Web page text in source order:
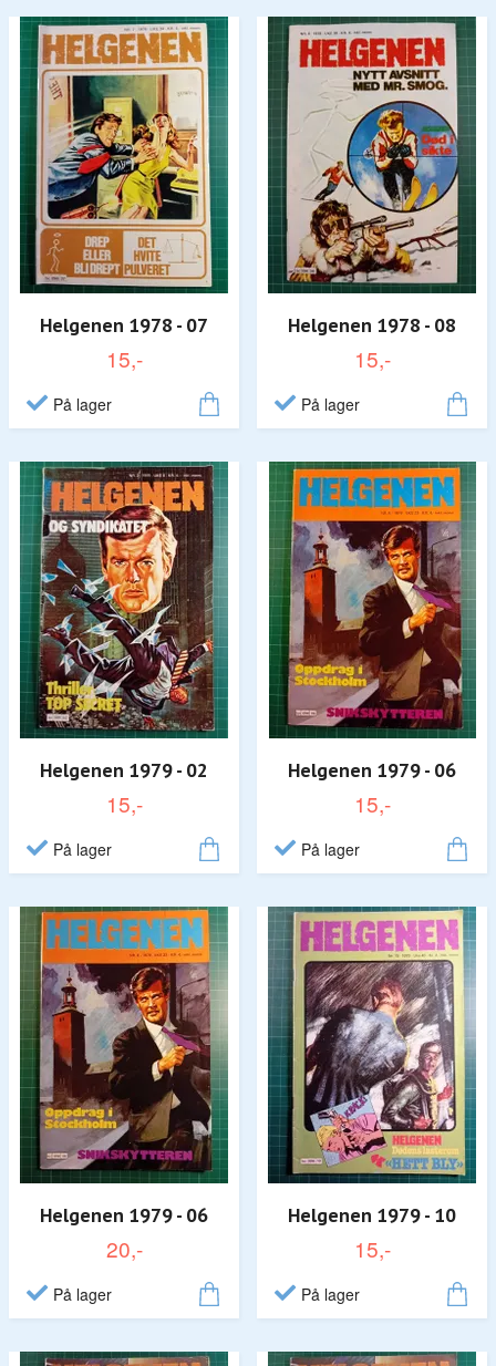
Helgenen 1978 - 07
15,-
På lager
Helgenen 1978 - 08
15,-
På lager
Helgenen 1979 - 02
15,-
På lager
Helgenen 1979 - 06
15,-
På lager
Helgenen 1979 - 06
20,-
På lager
Helgenen 1979 - 10
15,-
På lager